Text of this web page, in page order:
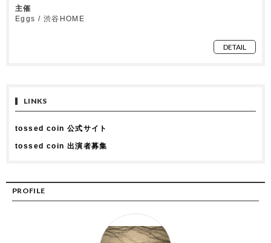
主催
Eggs / 渋谷HOME
DETAIL
LINKS
tossed coin 公式サイト
tossed coin 出演者募集
PROFILE